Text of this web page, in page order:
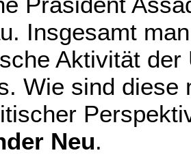
Insgesamt
Aktivität
Wie sind diese
Neu.